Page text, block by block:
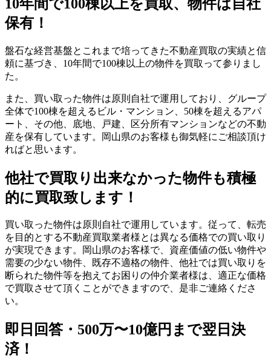
10年間で100棟以上を買取、物件は自社
保有！
盤石な経営基盤とこれまで培ってきた不動産買取の実績と信
頼に基づき、10年間で100棟以上の物件を買取って参りまし
た。
また、買い取った物件は原則自社で運用しており、グループ
全体で100棟を超えるビル・マンション、50棟を超えるアパ
ート、その他、底地、戸建、区分所有マンションなどの不動
産を保有しています。岡山県のお客様も御気軽にご相談頂け
ればと思います。
他社で買取り出来なかった物件も積極
的に買取致します！
買い取った物件は原則自社で運用しています。従って、転売
を目的とする不動産買取業者様とは異なる価格での買い取り
が実現できます。岡山県のお客様で、資産価値の低い物件や
需要の少ない物件、既存不適格の物件、他社では買い取りを
断られた物件等を抱えてお困りの仲介業者様は、適正な価格
で買取させて頂くことができますので、是非ご連絡くださ
い。
即日回答・500万〜10億円まで翌日決
済！